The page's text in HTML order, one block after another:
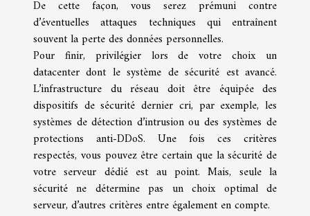
De cette façon, vous serez prémuni contre
d’éventuelles attaques techniques qui entraînent
souvent la perte des données personnelles.
Pour finir, privilégier lors de votre choix un
datacenter dont le système de sécurité est avancé.
L’infrastructure du réseau doit être équipée des
dispositifs de sécurité dernier cri, par exemple, les
systèmes de détection d’intrusion ou des systèmes de
protections anti-DDoS. Une fois ces critères
respectés, vous pouvez être certain que la sécurité de
votre serveur dédié est au point. Mais, seule la
sécurité ne détermine pas un choix optimal de
serveur, d’autres critères entre également en compte.